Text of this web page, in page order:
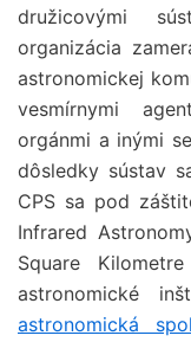
družicovými
organizácia
astronomickej
vesmírnymi
orgánmi a inými
dôsledky sústav
CPS sa pod
Infrared
Square
astronomické
astronomická